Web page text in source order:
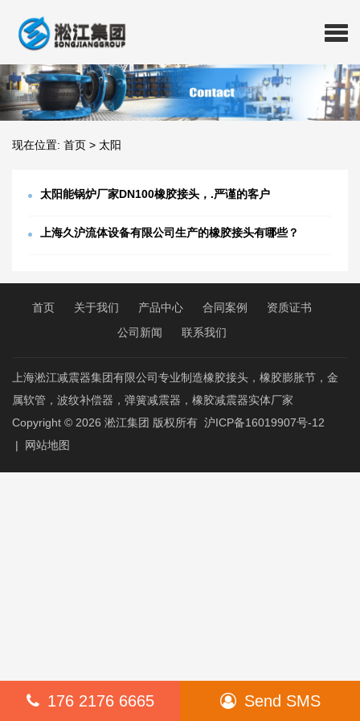
现在位置: 首页 > 太阳
太阳能锅炉厂家DN100橡胶接头，.严谨的客户
上海久沪流体设备有限公司生产的橡胶接头有哪些？
首页 关于我们 产品中心 合同案例
资质证书
公司新闻
联系我们
上海淞江减震器集团有限公司专业制造橡胶接头，橡胶膨胀节，金
属软管，波纹补偿器，弹簧减震器，橡胶减震器实体厂家
Copyright © 2026 淞江集团 版权所有 沪ICP备16019907号-12
|
网站地图
176 2176 6665 Send SMS